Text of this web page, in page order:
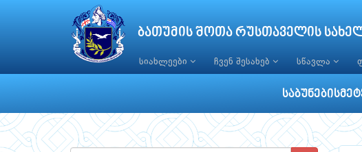
ბათუმის შოთა რუსთაველის
სიახლეები ჩვენ შესახებ სწავლა